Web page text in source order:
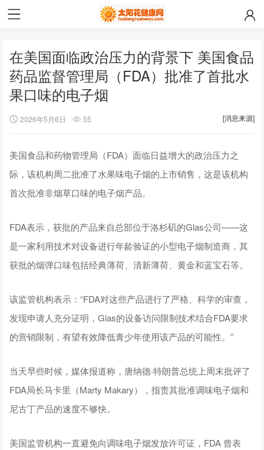
在美国面临政治压力的背景下 美国食品
药品监督管理局（FDA）批准了首批水
果口味的电子烟
2026年5月6日 55 [消息来源]
美国食品和药物管理局（FDA）面临日益增大的政治压力之
际，该机构周二批准了水果味电子烟的上市销售，这是该机构
首次批准非烟草口味的电子烟产品。
FDA表示，获批的产品来自总部位于洛杉矶的Glas公司——这
是一家利用技术对设备进行年龄验证的小型电子烟制造商，其
获批的烟弹口味包括经典薄荷、清新薄荷、黄金和蓝宝石等。
该监管机构表示：“FDA对这些产品进行了严格、科学的审查，
发现申请人充分证明，Glas的设备访问限制技术结合FDA要求
的营销限制，有望有效降低青少年使用该产品的可能性。”
当天早些时候，媒体报道称，唐纳德·特朗普总统上周末批评了
FDA局长马卡里（Marty Makary），指责其批准调味电子烟和
尼古丁产品的速度不够快。
美国监管机构一直避免向调味电子烟发放许可证，FDA 曾表